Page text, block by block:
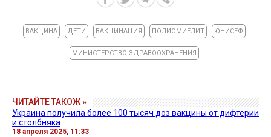
ВАКЦИНА ДЕТИ ВАКЦИНАЦИЯ ПОЛИОМИЕЛИТ ЮНИСЕФ
МИНИСТЕРСТВО ЗДРАВООХРАНЕНИЯ
ЧИТАЙТЕ ТАКОЖ »
Украина получила более 100 тысяч доз вакцины от дифтерии
и столбняка
18 апреля 2025, 11:33